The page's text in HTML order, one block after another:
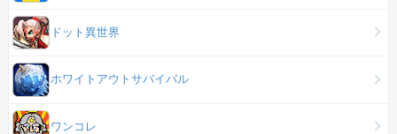
ドット異世界
ホワイトアウトサバイバル
ワンコレ